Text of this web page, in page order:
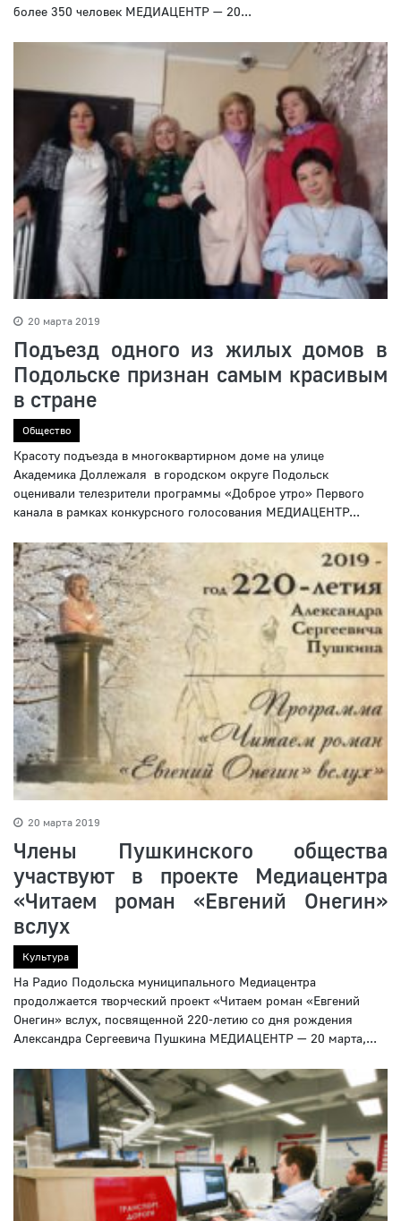
более 350 человек МЕДИАЦЕНТР — 20...
20 марта 2019
Подъезд одного из жилых домов в
Подольске признан самым красивым
в стране
Общество
Красоту подъезда в многоквартирном доме на улице
Академика Доллежаля в городском округе Подольск
оценивали телезрители программы «Доброе утро» Первого
канала в рамках конкурсного голосования МЕДИАЦЕНТР...
20 марта 2019
Члены Пушкинского общества
участвуют в проекте Медиацентра
«Читаем роман «Евгений Онегин»
вслух
Культура
На Радио Подольска муниципального Медиацентра
продолжается творческий проект «Читаем роман «Евгений
Онегин» вслух, посвященной 220-летию со дня рождения
Александра Сергеевича Пушкина МЕДИАЦЕНТР — 20 марта,...